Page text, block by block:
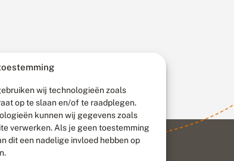
wij technologieën zoals
op te slaan en/of te raadplegen.
kunnen wij gegevens zoals
verwerken. Als je geen toestemming
dit een nadelige invloed hebben op